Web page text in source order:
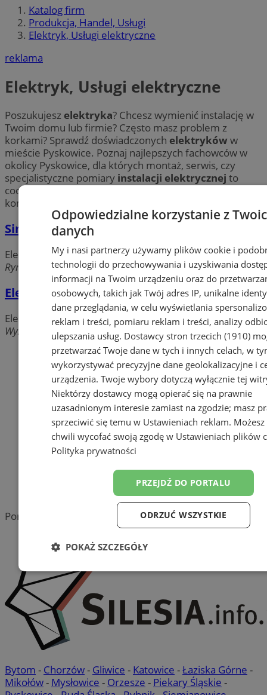
Katalog firm
Produkcja, Handel, Usługi
Elektryk, Usługi elektryczne
reklama
Elektryk, Usługi elektryczne
Poszukujesz elektryka? Chcesz wymienić instalację w
Twoim domu lub firmie? Często masz problem z
korkami? Sprawdź doświadczonych elektryków w
mieście Pyskowice. Poznaj najlepszych fachowców w
okolicy Pyskowice, dla których montaż, serwis, czy
specjalistyczne pomiary instalacji elektrycznej to
codzienność. Chcesz się pozbyć kłopotu? Wybierz
kompleksowe
Sim-Tech Marek Skorupa
Elektryk, Usługi elektryczne
Rynek, 44-120 Pyskowice
Elektroem Usługi Elektryczne
Elektryk, Usługi elektryczne
Wyzwolenia boczna, 44-120 Pyskowice
Dodaj firmę
Pozostałe firmy w kategorii
reklama
Tworzenie stron www -
Pyskowice
Portal należy do sieci
Bytom - Chorzów- Gliwice - Katowice -Łaziska Górne -
Mikołów- Mysłowice - Orzesze - Piekary Śląskie -
Odpowiedzialne korzystanie z
danych
My i nasi partnerzy używamy plików cookie i
technologii do przechowywania i uzyskiwania
informacji na Twoim urządzeniu oraz do
osobowych, takich jak Twój adres IP, unikalne
dane przeglądania, w celu wyświetlania
reklam i treści, pomiaru reklam i treści, analizy
ulepszania usług. Dostawcy stron trzecich (1910)
przetwarzać Twoje dane w tych i innych celach, w
wykorzystywać precyzyjne dane geolokalizacyjne i
urządzenia. Twoje wybory dotyczą wyłącznie tej
Niektórzy dostawcy mogą opierać się na prawnie
uzasadnionym interesie zamiast na zgodzie; masz
sprzeciwić się temu w Ustawieniach reklam.
chwili wycofać swoją zgodę w Ustawieniach plików
Polityka prywatności
PRZEJDŹ DO PORTALU
ODRZUĆ WSZYSTKIE
POKAŻ SZCZEGÓŁY
Niezbędne Wydajność Targetowanie
Niesklasyfikowane